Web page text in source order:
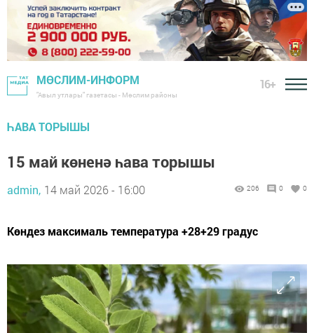
МӨСЛИМ-ИНФОРМ
"Авыл утлары" газетасы - Мөслим районы
16+
ҺАВА ТОРЫШЫ
15 май көненә һава торышы
admin, 14 май 2026 - 16:00 206 0 0
Көндез максималь температура +28+29 градус